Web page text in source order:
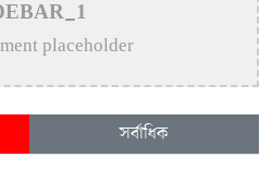
placeholder
সর্বাধিক